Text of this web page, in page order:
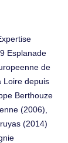
Esplanade
de
Loire depuis
Berthouze
(2006),
(2014)